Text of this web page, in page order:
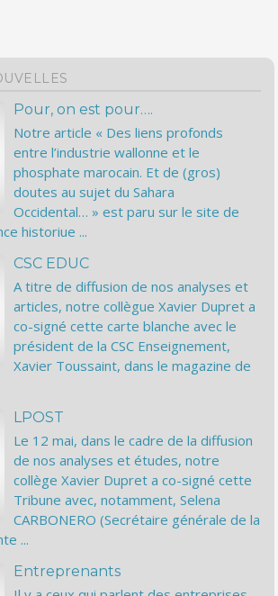
Pour, on est pour….
Notre article « Des liens profonds
entre l’industrie wallonne et le
phosphate marocain. Et de (gros)
doutes au sujet du Sahara
Occidental… » est paru sur le site de
historiue ...
CSC EDUC
A titre de diffusion de nos analyses et
articles, notre collègue Xavier Dupret a
co-signé cette carte blanche avec le
président de la CSC Enseignement,
Xavier Toussaint, dans le magazine de
LPOST
Le 12 mai, dans le cadre de la diffusion
de nos analyses et études, notre
collège Xavier Dupret a co-signé cette
Tribune avec, notamment, Selena
CARBONERO (Secrétaire générale de la
...
Entreprenants